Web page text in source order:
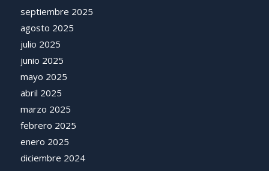
septiembre 2025
agosto 2025
julio 2025
junio 2025
mayo 2025
abril 2025
marzo 2025
febrero 2025
enero 2025
diciembre 2024